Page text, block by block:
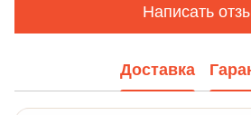
Написать
Доставка